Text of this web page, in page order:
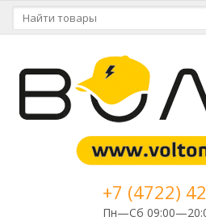
+7 (4722)
Пн—Сб